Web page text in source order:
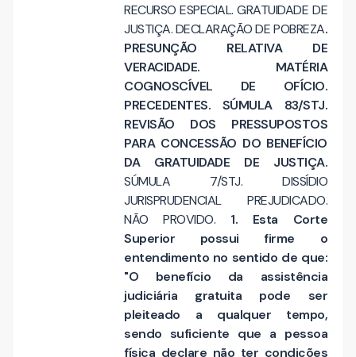
RECURSO ESPECIAL. GRATUIDADE DE
JUSTIÇA. DECLARAÇÃO DE POBREZA.
PRESUNÇÃO RELATIVA DE
VERACIDADE. MATÉRIA
COGNOSCÍVEL DE OFÍCIO.
PRECEDENTES. SÚMULA 83/STJ.
REVISÃO DOS PRESSUPOSTOS
PARA CONCESSÃO DO BENEFÍCIO
DA GRATUIDADE DE JUSTIÇA.
SÚMULA 7/STJ. DISSÍDIO
JURISPRUDENCIAL PREJUDICADO.
NÃO PROVIDO. 1. Esta Corte
Superior possui firme o
entendimento no sentido de que:
"O benefício da assistência
judiciária gratuita pode ser
pleiteado a qualquer tempo,
sendo suficiente que a pessoa
física declare não ter condições